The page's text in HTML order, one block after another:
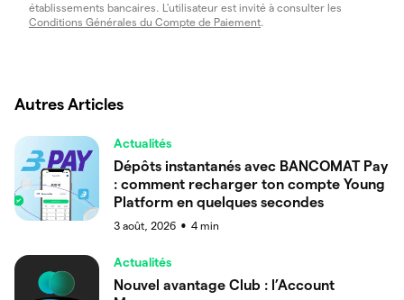
établissements bancaires. L'utilisateur est invité à consulter les
Conditions Générales du Compte de Paiement.
Autres Articles
Actualités
Dépôts instantanés avec BANCOMAT Pay
: comment recharger ton compte Young
Platform en quelques secondes
3 août, 2026 ● 4 min
Actualités
Nouvel avantage Club : l’Account